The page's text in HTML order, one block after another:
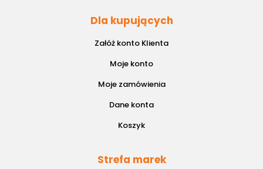
Dla kupujących
Załóż konto Klienta
Moje konto
Moje zamówienia
Dane konta
Koszyk
Strefa marek